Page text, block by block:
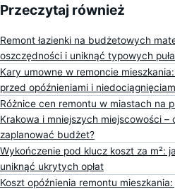
Przeczytaj również
Remont łazienki na budżetowych
oszczędności i uniknąć typowych
Kary umowne w remoncie
przed opóźnieniami i
Różnice cen remontu w miastach na
Krakowa i mniejszych miejscowości –
zaplanować budżet?
Wykończenie pod klucz koszt za m²:
uniknąć ukrytych opłat
Koszt opóźnienia remontu